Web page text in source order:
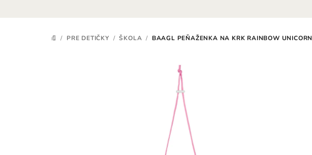
DOMOV
/ PRE DETIČKY / ŠKOLA / BAAGL PEŇAŽENKA NA KRK RAINBOW UNICORN